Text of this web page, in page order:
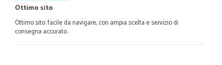
Ottimo sito
Ottimo sito: facile da navigare, con ampia scelta e servizio di
consegna accurato.